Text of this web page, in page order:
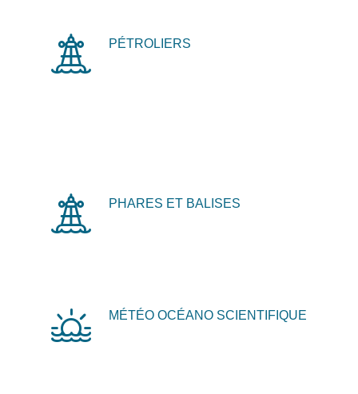
PÉTROLIERS
PHARES ET BALISES
MÉTÉO OCÉANO SCIENTIFIQUE